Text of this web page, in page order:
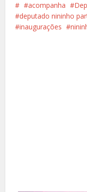
acompanha
deputado nininho
inaugurações